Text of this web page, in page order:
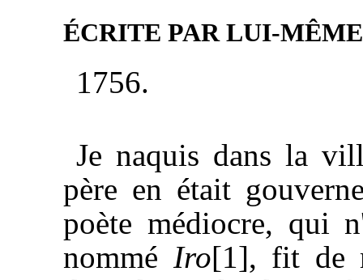
ÉCRITE PAR LUI-
1756.
Je naquis dans la
père en était
poète médiocre, qui
nommé Iro[1], fit de